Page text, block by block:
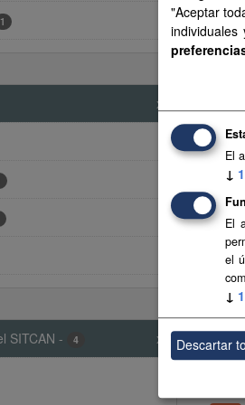
1
x
SITCAN - 4 x
SHP
Base
CSV
SHP
"Aceptar
El
↓ 1
El
el
↓ 1
Descartar